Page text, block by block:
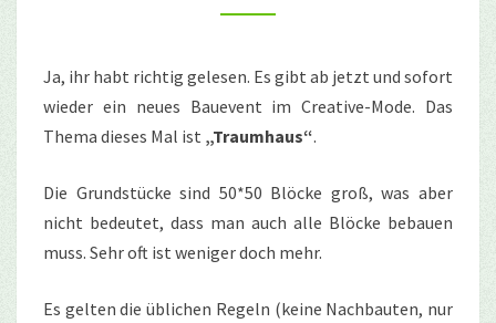
Ja, ihr habt richtig gelesen. Es gibt ab jetzt und sofort
wieder ein neues Bauevent im Creative-Mode. Das
Thema dieses Mal ist „Traumhaus“.
Die Grundstücke sind 50*50 Blöcke groß, was aber
nicht bedeutet, dass man auch alle Blöcke bebauen
muss. Sehr oft ist weniger doch mehr.
Es gelten die üblichen Regeln (keine Nachbauten, nur